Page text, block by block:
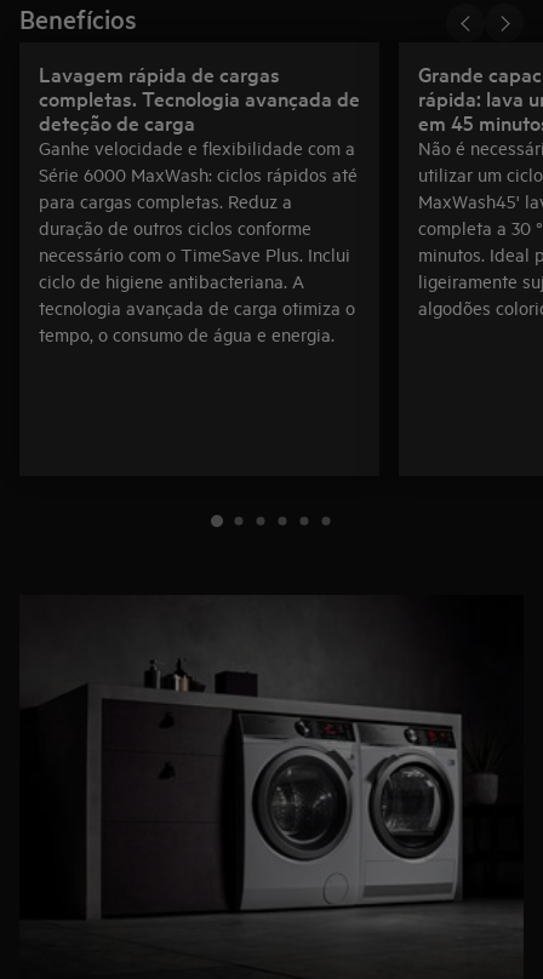
Benefícios
Lavagem rápida de cargas
completas. Tecnologia avançada de
deteção de carga
Ganhe velocidade e flexibilidade com a
Série 6000 MaxWash: ciclos rápidos até
para cargas completas. Reduz a
duração de outros ciclos conforme
necessário com o TimeSave Plus. Inclui
ciclo de higiene antibacteriana. A
tecnologia avançada de carga otimiza o
tempo, o consumo de água e energia.
Grande
rápida: lava
em 45
Não é
utilizar um
MaxWash45'
completa a 30
minutos. Ideal
ligeiramente
algodões